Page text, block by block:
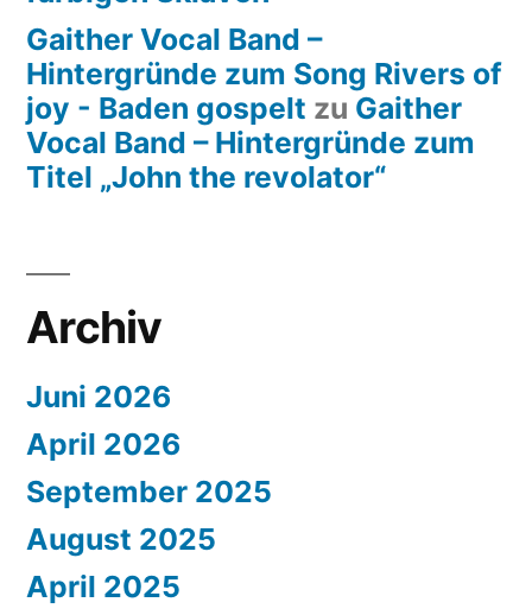
Gaither Vocal Band –
Hintergründe zum Song Rivers of
joy - Baden gospelt zu Gaither
Vocal Band – Hintergründe zum
Titel „John the revolator“
Archiv
Juni 2026
April 2026
September 2025
August 2025
April 2025